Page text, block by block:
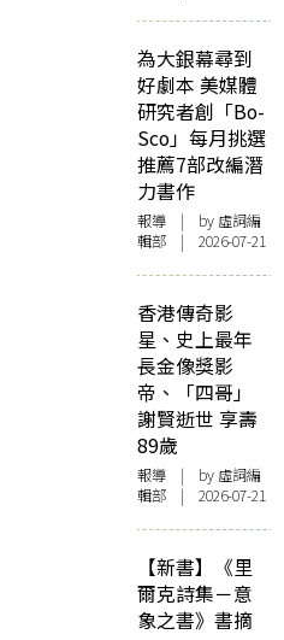
為大銀幕尋到
好劇本 美媒體
研究者創「Bo-
Sco」每月挑選
推薦7部改編潛
力書作
報導 | by 虛詞編
輯部 | 2026-07-21
香港傳奇影
星、史上最年
長金像獎影
帝、「四哥」
謝賢逝世 享壽
89歲
報導 | by 虛詞編
輯部 | 2026-07-21
【新書】《里
爾克詩集－意
象之書》書摘